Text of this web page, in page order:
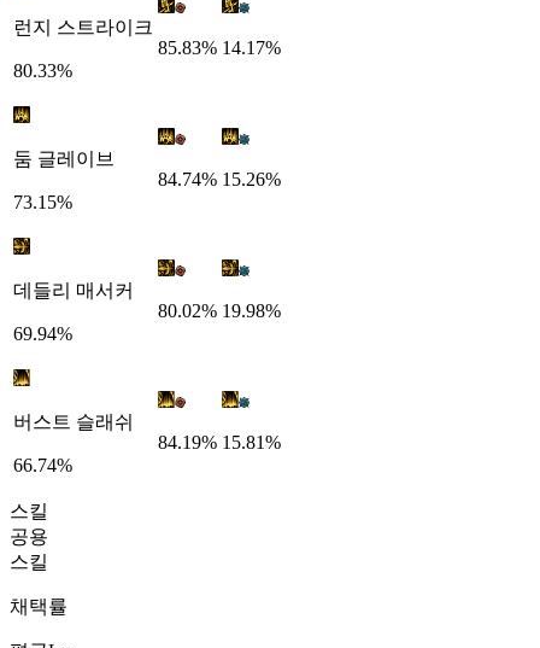
런지 스트라이크
80.33%
85.83% 14.17%
둠 글레이브
73.15%
84.74% 15.26%
데들리 매서커
69.94%
80.02% 19.98%
버스트 슬래쉬
66.74%
84.19% 15.81%
스킬
공용
스킬
채택률